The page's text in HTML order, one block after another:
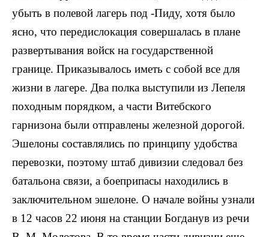
убыть в полевой лагерь под -Пиду, хотя было
ясно, что передислокация совершалась в плане
развертывания войск на государственной
границе. Приказывалось иметь с собой все для
жизни в лагере. Два полка выступили из Лепеля
походным порядком, а части Витебского
гарнизона были отправлены железной дорогой.
Эшелоны составлялись по принципу удобства
перевозки, поэтому штаб дивизии следовал без
батальона связи, а боеприпасы находились в
заключительном эшелоне. О начале войны узнали
в 12 часов 22 июня на станции Богданув из речи